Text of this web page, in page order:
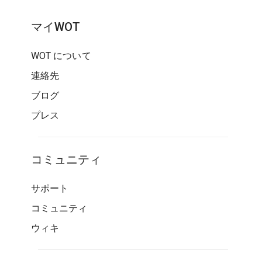
マイWOT
WOT について
連絡先
ブログ
プレス
コミュニティ
サポート
コミュニティ
ウィキ